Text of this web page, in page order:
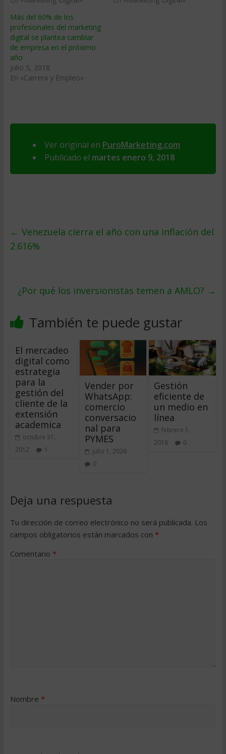
Más del 60% de los
profesionales del marketing
digital se plantea cambiar
de empresa en el próximo
año
julio 5, 2018
En «Carrera y Empleo»
Ver original en PuroMarketing.com
Publicado el martes enero 9, 2018
← Venezuela cierra el año con una inflación del
2.616%
¿Por qué los inversionistas temen a AMLO? →
También te puede gustar
El mercadeo
digital como
estrategia
para la
gestión del
cliente de la
extensión
academica
octubre 31,
2012
1
Vender por
WhatsApp:
comercio
conversacio
nal para
PYMES
julio 1, 2026
0
Gestión
eficiente de
un medio en
línea
febrero 1,
2018
0
Deja una respuesta
Tu dirección de correo electrónico no será publicada. Los
campos obligatorios están marcados con *
Comentario *
Nombre *